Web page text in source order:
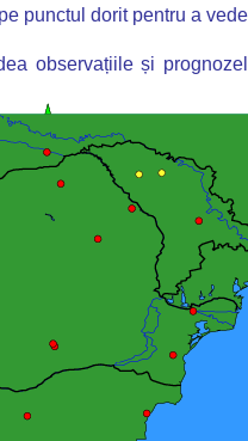
punctul dorit pentru a
observațiile și